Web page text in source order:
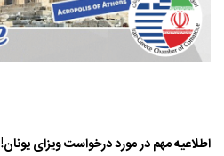
اطلاعیه مهم در مورد درخواست ویزای یونان!